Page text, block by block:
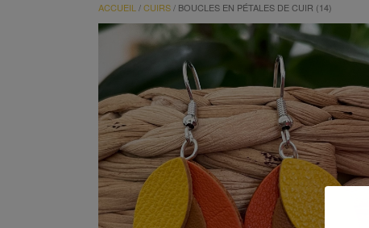
ACCUEIL /CUIRS/ BOUCLES EN PÉTALES DE CUIR (14)